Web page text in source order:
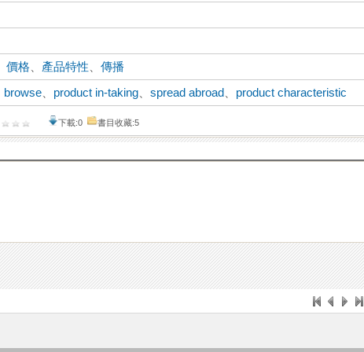
、價格 產品特性 、傳播
browse product in-taking 、spread abroad
product characteristic
下載:0 書目收藏:5